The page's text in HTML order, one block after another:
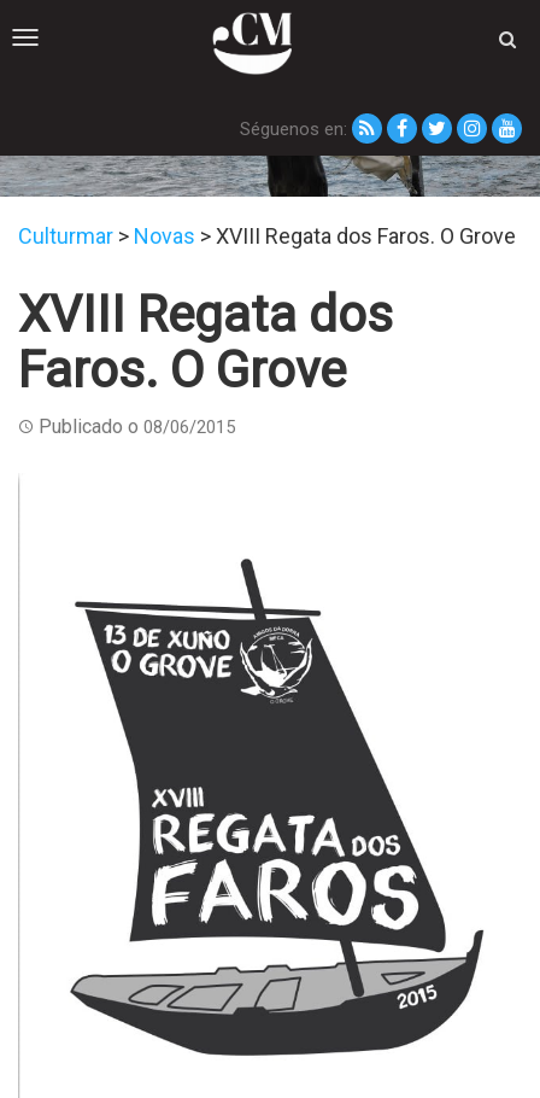
Toggle
Séguenos en:
Novas
Culturmar > Novas >XVIII Regata dos Faros. O Grove
XVIII Regata dos
Faros. O Grove
Publicado o 08/06/2015